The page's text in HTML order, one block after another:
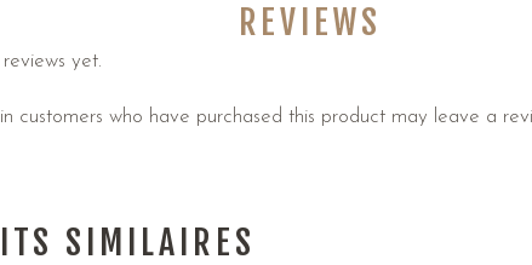
REVIEWS
reviews yet.
customers who have purchased this product may leave a
SIMILAIRES